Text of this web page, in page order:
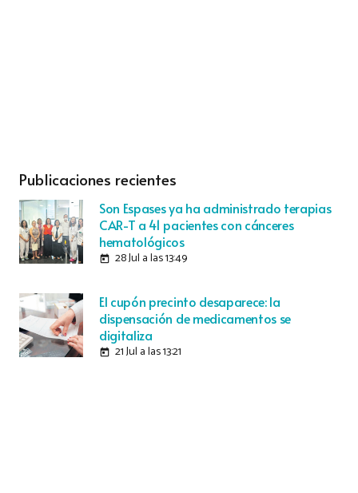
Publicaciones recientes
Son Espases ya ha administrado terapias
CAR-T a 41 pacientes con cánceres
hematológicos
today 28 Jul a las 13:49
El cupón precinto desaparece: la
dispensación de medicamentos se
digitaliza
today 21 Jul a las 13:21